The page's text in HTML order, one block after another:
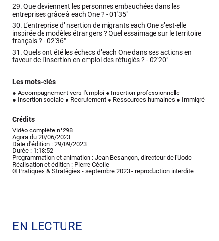
29. Que deviennent les personnes embauchées dans les
entreprises grâce à each One ? -01'35"
30. L’entreprise d’insertion de migrants each One s’est-elle
inspirée de modèles étrangers ? Quel essaimage sur le territoire
français ? -02'36"
31. Quels ont été les échecs d’each One dans ses actions en
faveur de l’insertion en emploi des réfugiés ? -02'20"
Les mots-clés
● Accompagnement vers l'emploi ● Insertion professionnelle
● Insertion sociale ● Recrutement ● Ressources humaines ● Immigré
Crédits
Vidéo complète n°298
Agora du 20/06/2023
Date d'édition : 29/09/2023
Durée : 1:18:52
Programmation et animation : Jean Besançon, directeur de l'Uodc
Réalisation et édition : Pierre Cécile
© Pratiques & Stratégies - septembre 2023 - reproduction interdite
EN LECTURE